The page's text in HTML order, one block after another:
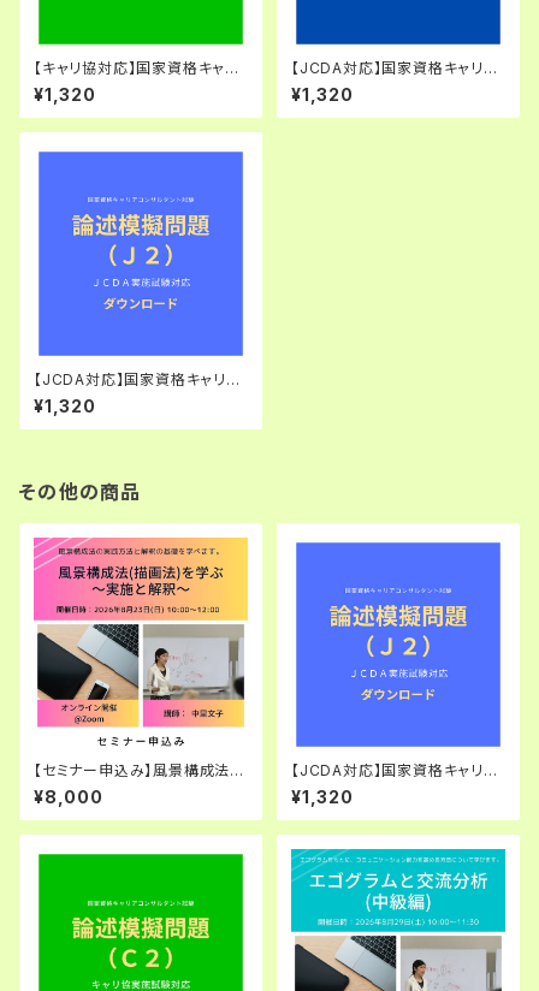
【キャリ協対応】国家資格キャリ
アコンサルタント試験・論述模擬
問題（C2）
¥1,320
【JCDA対応】国家資格キャリア
コンサルタント試験・論述模擬問
題（J1）
¥1,320
【JCDA対応】国家資格キャリア
コンサルタント試験・論述模擬問
題（J2）
¥1,320
その他の商品
【セミナー申込み】風景構成法
（描画法）を学ぶ～実施と解釈～
（2026年8月23日(日) 10:0
0〜12:00）
¥8,000
【JCDA対応】国家資格キャリア
コンサルタント試験・論述模擬問
題（J2）
¥1,320